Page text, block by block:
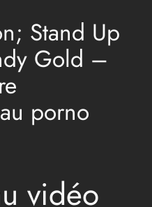
Stand Up
Gold –
porno
vidéo